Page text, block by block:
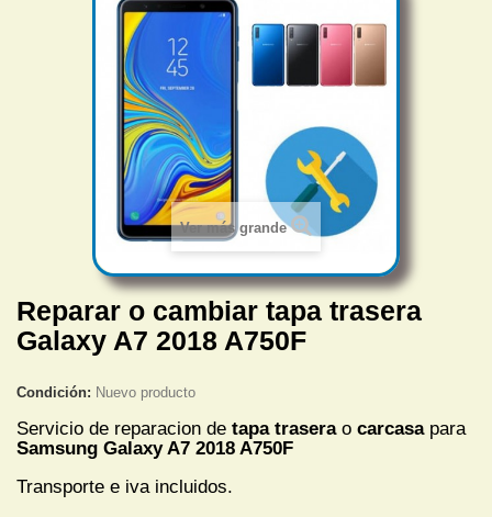
Ver más grande
Reparar o cambiar tapa trasera
Galaxy A7 2018 A750F
Condición: Nuevo producto
Servicio de reparacion de tapa traserao carcasapara
Samsung Galaxy A7 2018 A750F
Transporte e iva incluidos.